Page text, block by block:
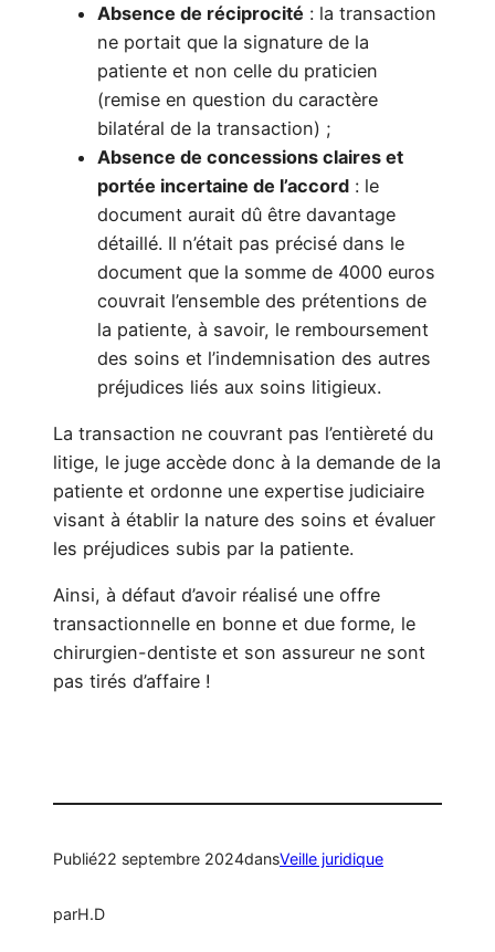
Absence de réciprocité : la transaction
ne portait que la signature de la
patiente et non celle du praticien
(remise en question du caractère
bilatéral de la transaction) ;
Absence de concessions claires et
portée incertaine de l’accord : le
document aurait dû être davantage
détaillé. Il n’était pas précisé dans le
document que la somme de 4000 euros
couvrait l’ensemble des prétentions de
la patiente, à savoir, le remboursement
des soins et l’indemnisation des autres
préjudices liés aux soins litigieux.
La transaction ne couvrant pas l’entièreté du
litige, le juge accède donc à la demande de la
patiente et ordonne une expertise judiciaire
visant à établir la nature des soins et évaluer
les préjudices subis par la patiente.
Ainsi, à défaut d’avoir réalisé une offre
transactionnelle en bonne et due forme, le
chirurgien-dentiste et son assureur ne sont
pas tirés d’affaire !
Publié22 septembre 2024dansVeille juridique
parH.D